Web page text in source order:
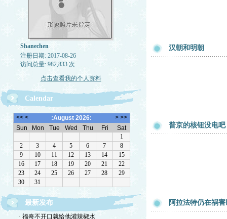
Shanechen
注册日期: 2017-08-26
访问总量: 982,833 次
点击查看我的个人资料
Calendar
最新发布
· 福奇不开口就给他灌辣椒水
汉朝和明朝
普京的核钮没电吧
阿拉法特仍在祸